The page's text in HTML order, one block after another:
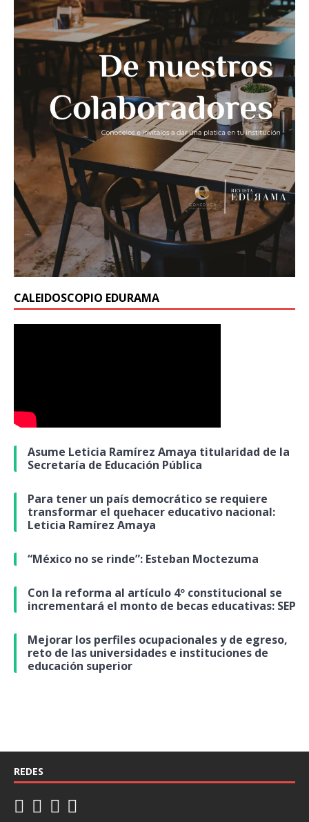
CALEIDOSCOPIO EDURAMA
Asume Leticia Ramírez Amaya titularidad de la
Secretaría de Educación Pública
Para tener un país democrático se requiere
transformar el quehacer educativo nacional:
Leticia Ramírez Amaya
“México no se rinde”: Esteban Moctezuma
Con la reforma al artículo 4º constitucional se
incrementará el monto de becas educativas: SEP
Mejorar los perfiles ocupacionales y de egreso,
reto de las universidades e instituciones de
educación superior
REDES